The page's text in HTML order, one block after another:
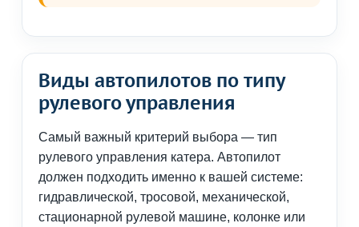
Виды автопилотов по типу
рулевого управления
Самый важный критерий выбора — тип
рулевого управления катера. Автопилот
должен подходить именно к вашей системе:
гидравлической, тросовой, механической,
стационарной рулевой машине, колонке или